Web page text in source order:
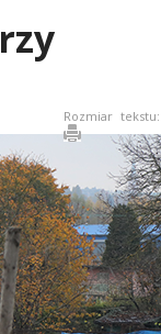
Rozmiar tekstu: